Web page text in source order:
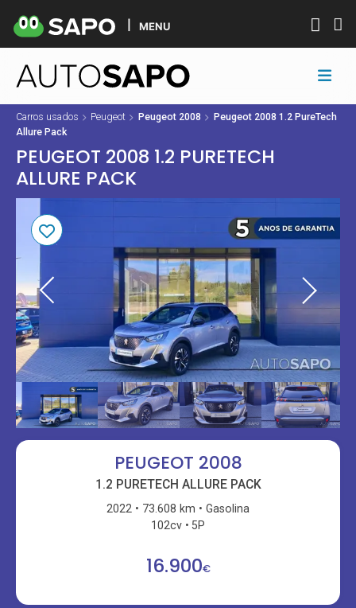
MENU
Carros usados Peugeot Peugeot 2008
Peugeot 2008 1.2 PureTech
Allure Pack
PEUGEOT 2008 1.2 PURETECH
ALLURE PACK
PEUGEOT 2008
1.2 PURETECH ALLURE PACK
2022 73.608 km
Gasolina
102cv
5P
16.900€